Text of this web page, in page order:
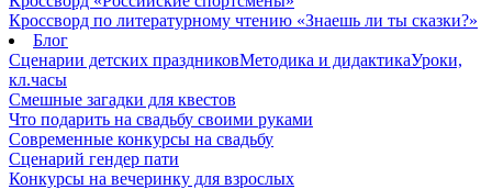
Кроссворд по литературному чтению «Знаешь ли ты сказки?»
Блог
Сценарии детских праздниковМетодика и дидактикаУроки,
кл.часы
Смешные загадки для квестов
Что подарить на свадьбу своими руками
Современные конкурсы на свадьбу
Сценарий гендер пати
Конкурсы на вечеринку для взрослых